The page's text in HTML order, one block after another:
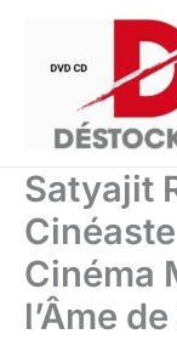
contenu
Satyajit
Cinéma
l’Âme